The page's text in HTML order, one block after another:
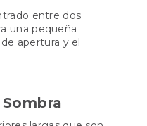
entre dos
una pequeña
apertura y el